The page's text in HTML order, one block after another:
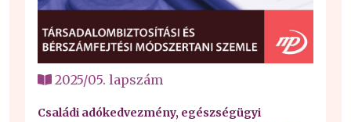
2025/05. lapszám
Családi adókedvezmény, egészségügyi